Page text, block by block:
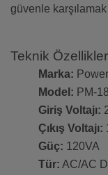
güvenle
Teknik
Marka:
Model: PM-
Giriş Voltajı:
Çıkış Voltajı:
Güç: 120VA
Tür: AC/AC